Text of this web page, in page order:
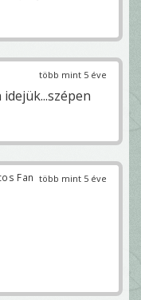
több mint 5 éve
több mint 5 éve
Fan